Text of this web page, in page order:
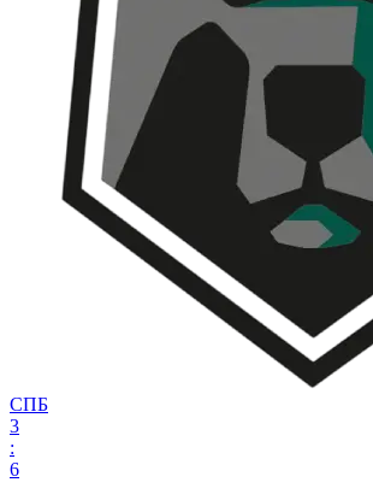
СПБ
3
:
6